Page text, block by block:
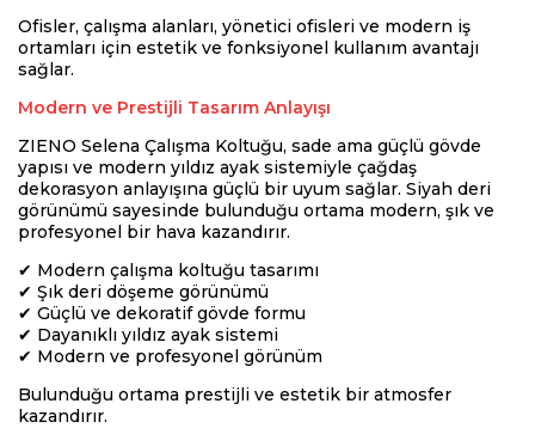
Ofisler, çalışma alanları, yönetici ofisleri ve modern iş
ortamları için estetik ve fonksiyonel kullanım avantajı
sağlar.
Modern ve Prestijli Tasarım Anlayışı
ZIENO Selena Çalışma Koltuğu, sade ama güçlü gövde
yapısı ve modern yıldız ayak sistemiyle çağdaş
dekorasyon anlayışına güçlü bir uyum sağlar. Siyah deri
görünümü sayesinde bulunduğu ortama modern, şık ve
profesyonel bir hava kazandırır.
✔ Modern çalışma koltuğu tasarımı
✔ Şık deri döşeme görünümü
✔ Güçlü ve dekoratif gövde formu
✔ Dayanıklı yıldız ayak sistemi
✔ Modern ve profesyonel görünüm
Bulunduğu ortama prestijli ve estetik bir atmosfer
kazandırır.